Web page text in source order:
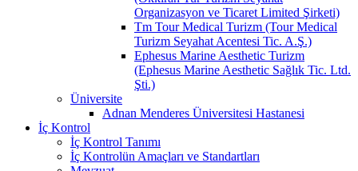
Organizasyon ve Ticaret Limited Şirketi)
Tm Tour Medical Turizm (Tour Medical
Turizm Seyahat Acentesi Tic. A.Ş.)
Ephesus Marine Aesthetic Turizm
(Ephesus Marine Aesthetic Sağlık Tic. Ltd.
Şti.)
Üniversite
Adnan Menderes Üniversitesi Hastanesi
İç Kontrol
İç Kontrol Tanımı
İç Kontrolün Amaçları ve Standartları